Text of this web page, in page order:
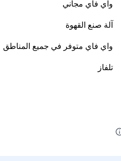
واي فاي مجاني
آلة صنع القهوة
واي فاي متوفر في جميع المناطق
تلفاز